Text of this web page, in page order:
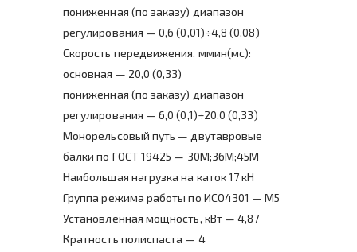
пониженная (по заказу) диапазон
регулирования — 0,6 (0,01)÷4,8 (0,08)
Скорость передвижения, ммин(мс):
основная — 20,0 (0,33)
пониженная (по заказу) диапазон
регулирования — 6,0 (0,1)÷20,0 (0,33)
Монорельсовый путь — двутавровые
балки по ГОСТ 19425 — 30М;36М;45М
Наибольшая нагрузка на каток 17 кН
Группа режима работы по ИСО4301 — М5
Установленная мощность, кВт — 4,87
Кратность полиспаста — 4